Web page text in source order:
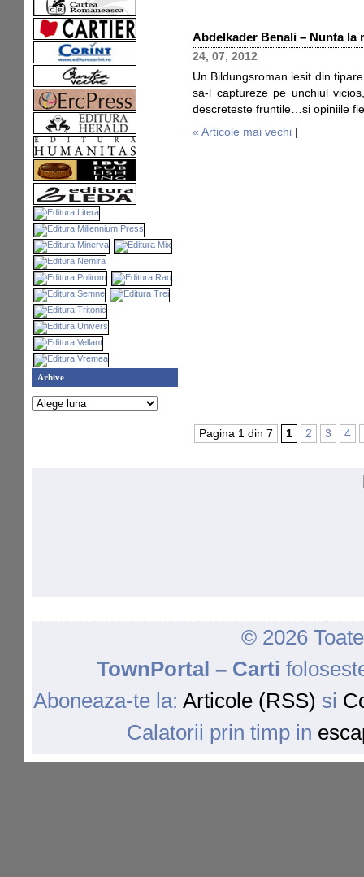
Arhive
Abdelkader Benali – Nunta la
24, 07, 2012
Un Bildungsroman iesit din
sa-l captureze pe unchiul
descreteste fruntile…si opiniile
« Articole mai vechi
Pagina 1 din 7 1 2 3 4
© 2026
TownPortal – Carti
Aboneaza-te la: Articole (RSS) si
Calatorii prin timp in